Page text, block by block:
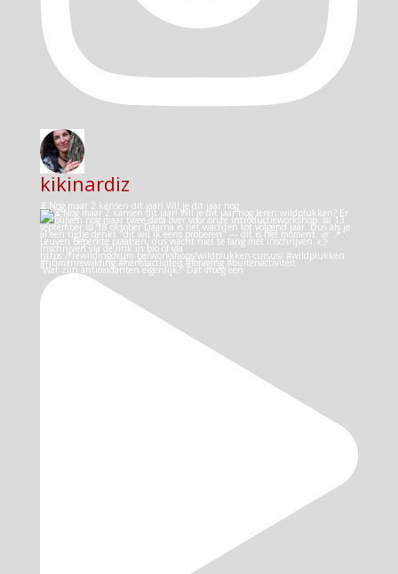
kikinardiz
⏳ Nog maar 2 kansen dit jaar! Wil je dit jaar nog
“Wat zijn antioxidanten eigenlijk?” Dat vroeg een